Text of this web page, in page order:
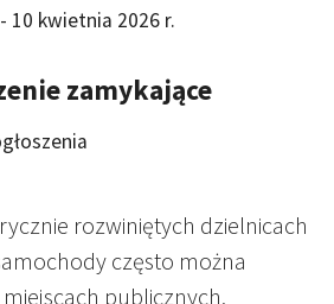
10 kwietnia 2026 r.
zamykające
rozwiniętych dzielnicach
często można
publicznych,